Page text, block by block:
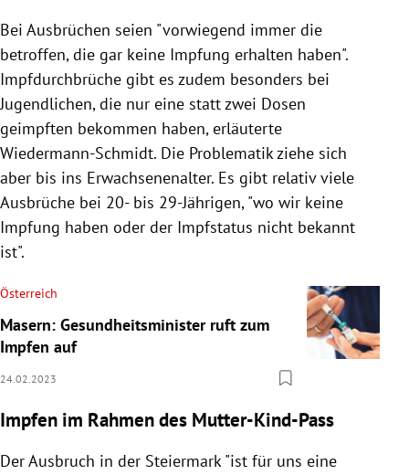
Bei Ausbrüchen seien "vorwiegend immer die
betroffen, die gar keine Impfung erhalten haben".
Impfdurchbrüche gibt es zudem besonders bei
Jugendlichen, die nur eine statt zwei Dosen
geimpften bekommen haben, erläuterte
Wiedermann-Schmidt. Die Problematik ziehe sich
aber bis ins Erwachsenenalter. Es gibt relativ viele
Ausbrüche bei 20- bis 29-Jährigen, "wo wir keine
Impfung haben oder der Impfstatus nicht bekannt
ist".
Österreich
Masern: Gesundheitsminister ruft zum
Impfen auf
24.02.2023
Impfen im Rahmen des Mutter-Kind-Pass
Der Ausbruch in der Steiermark "ist für uns eine